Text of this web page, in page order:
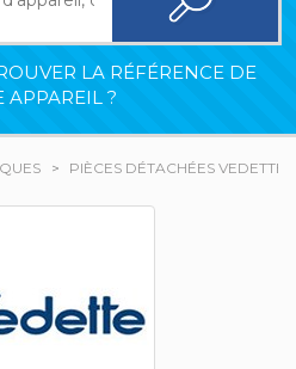
LA RÉFÉRENCE DE
APPAREIL ?
PIÈCES DÉTACHÉES VEDETTE